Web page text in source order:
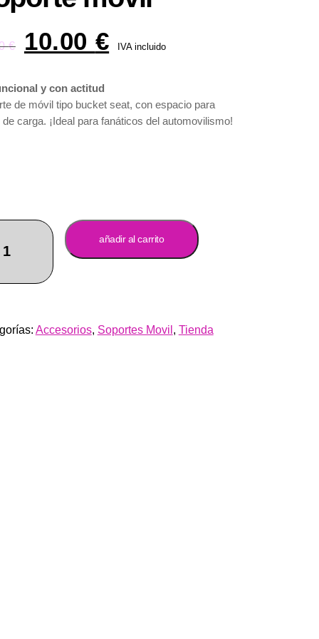
€ 10.00 € IVA incluido
y con actitud
de móvil tipo bucket seat, con espacio para
carga. ¡Ideal para fanáticos del automovilismo!
añadir al carrito
Accesorios, Soportes Movil , Tienda